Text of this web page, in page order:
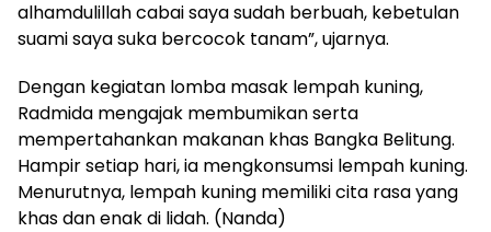
alhamdulillah cabai saya sudah berbuah, kebetulan
suami saya suka bercocok tanam”, ujarnya.
Dengan kegiatan lomba masak lempah kuning,
Radmida mengajak membumikan serta
mempertahankan makanan khas Bangka Belitung.
Hampir setiap hari, ia mengkonsumsi lempah kuning.
Menurutnya, lempah kuning memiliki cita rasa yang
khas dan enak di lidah. (Nanda)